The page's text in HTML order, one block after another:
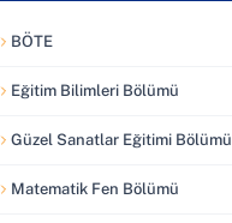
BÖTE
Eğitim Bilimleri Bölümü
Güzel Sanatlar Eğitimi Bölümü
Matematik Fen Bölümü